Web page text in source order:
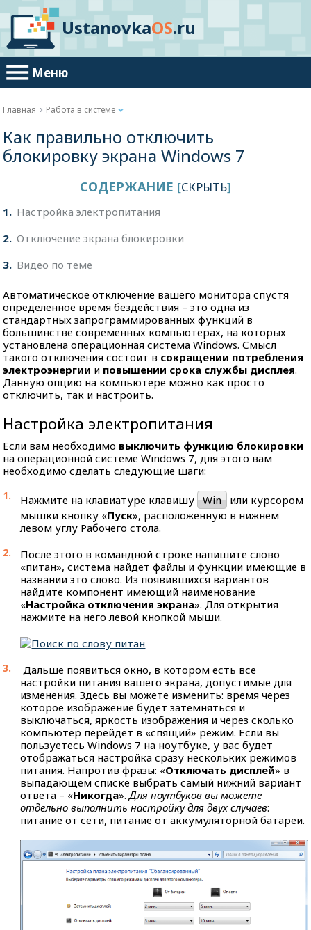
UstanovkaOS.ru
Главная Работа в системе
Как правильно отключить
блокировку экрана Windows 7
СОДЕРЖАНИЕ [СКРЫТЬ]
1
Настройка электропитания
2 Отключение экрана блокировки
3 Видео по теме
Автоматическое отключение вашего монитора спустя
определенное время бездействия – это одна из
стандартных запрограммированных функций в
большинстве современных компьютерах, на которых
установлена операционная система Windows. Смысл
такого отключения состоит в сокращении потребления
электроэнергии и повышении срока службы дисплея.
Данную опцию на компьютере можно как просто
отключить, так и настроить.
Настройка электропитания
Если вам необходимо выключить функцию блокировки
на операционной системе Windows 7, для этого вам
необходимо сделать следующие шаги:
Нажмите на клавиатуре клавишу Win
или курсором
мышки кнопку «Пуск», расположенную в нижнем
левом углу Рабочего стола.
После этого в командной строке напишите слово
«питан», система найдет файлы и функции имеющие в
названии это слово. Из появившихся вариантов
найдите компонент имеющий наименование
«Настройка отключения экрана». Для открытия
нажмите на него левой кнопкой мыши.
Дальше появиться окно, в котором есть все
настройки питания вашего экрана, допустимые для
изменения. Здесь вы можете изменить: время через
которое изображение будет затемняться и
выключаться, яркость изображения и через сколько
компьютер перейдет в «спящий» режим. Если вы
пользуетесь Windows 7 на ноутбуке, у вас будет
отображаться настройка сразу нескольких режимов
питания. Напротив фразы: «Отключать дисплей» в
выпадающем списке выбрать самый нижний вариант
ответа – «Никогда».Для ноутбуков вы можете
отдельно выполнить настройку для двух случаев:
питание от сети, питание от аккумуляторной батареи.
Меню